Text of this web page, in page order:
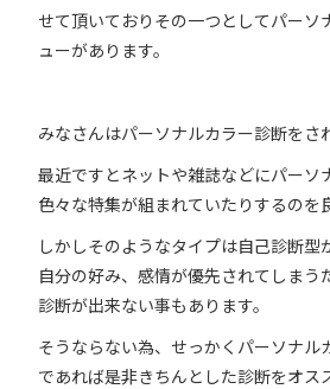
せて頂いておりその一つとしてパーソ
ューがあります。
みなさんはパーソナルカラー診断をさ
最近ですとネットや雑誌などにパーソ
色々な特集が組まれていたりするのを
しかしそのようなタイプは自己診断型
自分の好み、感情が優先されてしまう
診断が出来ない事もあります。
そうならない為、せっかくパーソナル
であれば是非きちんとした診断をオス